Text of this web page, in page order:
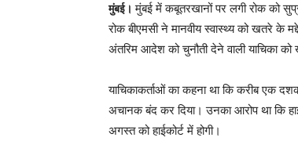
मुंबई। मुंबई में कबूतरखानों पर लगी रोक को
रोक बीएमसी ने मानवीय स्वास्थ्य को खतरे के
अंतरिम आदेश को चुनौती देने वाली याचिका को
याचिकाकर्ताओं का कहना था कि करीब एक
अचानक बंद कर दिया। उनका आरोप था कि
अगस्त को हाईकोर्ट में होगी।